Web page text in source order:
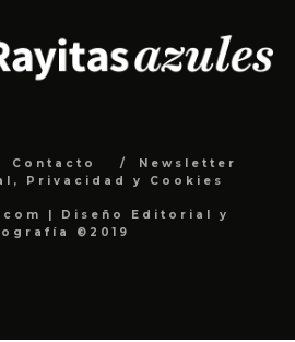
Contacto
Newsletter
Privacidad y Cookies
| Diseño Editorial y
©2019